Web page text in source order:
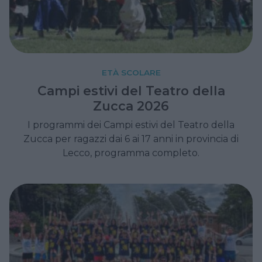
ETÀ SCOLARE
Campi estivi del Teatro della
Zucca 2026
I programmi dei Campi estivi del Teatro della
Zucca per ragazzi dai 6 ai 17 anni in provincia di
Lecco, programma completo.